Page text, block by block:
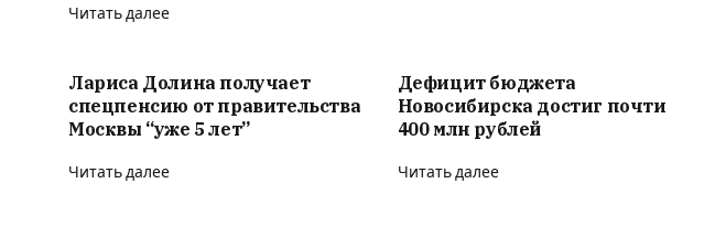
Читать далее
Лариса Долина получает
спецпенсию от правительства
Москвы “уже 5 лет”
Читать далее
Дефицит бюджета
Новосибирска достиг почти
400 млн рублей
Читать далее